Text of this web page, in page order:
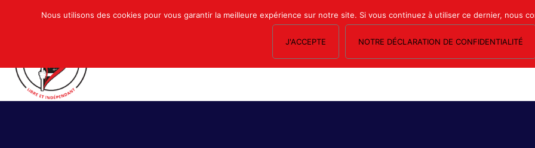
NOS SECTIONS LE MAGAZINE ESPACE ADHÉRENTS FORMATION
Nous utilisons des cookies pour vous garantir la meilleure expérience sur notre site. Si vous continuez à utiliser ce dernier, nous
J'ACCEPTE NOTRE DÉCLARATION DE CONFIDENTIALITÉ